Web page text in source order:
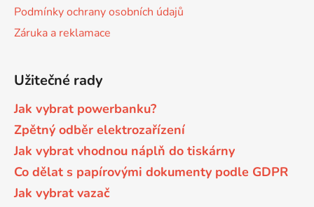
Podmínky ochrany osobních údajů
Záruka a reklamace
Užitečné rady
Jak vybrat powerbanku?
Zpětný odběr elektrozařízení
Jak vybrat vhodnou náplň do tiskárny
Co dělat s papírovými dokumenty podle GDPR
Jak vybrat vazač